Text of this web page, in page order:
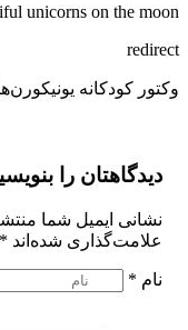
unicorns on the moon
redirect
وکتور کودکانه
دیدگاهتان را
نشانی ایمیل شما
علامت‌گذاری شده‌اند *
نام *